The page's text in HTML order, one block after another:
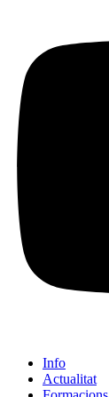
Info
Actualitat